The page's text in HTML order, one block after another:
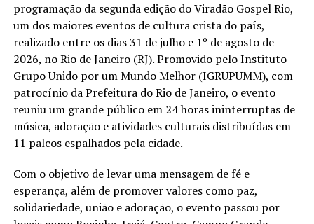
programação da segunda edição do Viradão Gospel Rio,
um dos maiores eventos de cultura cristã do país,
realizado entre os dias 31 de julho e 1º de agosto de
2026, no Rio de Janeiro (RJ). Promovido pelo Instituto
Grupo Unido por um Mundo Melhor (IGRUPUMM), com
patrocínio da Prefeitura do Rio de Janeiro, o evento
reuniu um grande público em 24 horas ininterruptas de
música, adoração e atividades culturais distribuídas em
11 palcos espalhados pela cidade.
Com o objetivo de levar uma mensagem de fé e
esperança, além de promover valores como paz,
solidariedade, união e adoração, o evento passou por